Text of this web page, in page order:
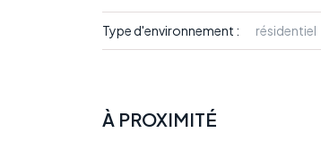
Type d'environnement : résidentiel
À PROXIMITÉ